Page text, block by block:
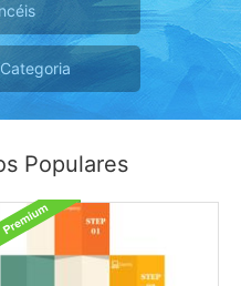
Populares